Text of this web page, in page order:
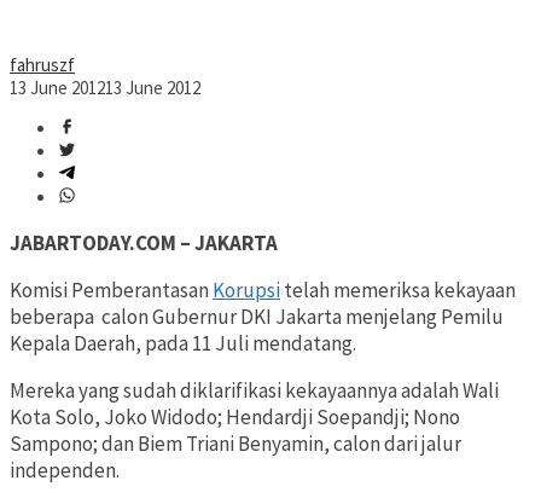
fahruszf
13 June 201213 June 2012
JABARTODAY.COM – JAKARTA
Komisi PemberantasanKorupsitelah memeriksa kekayaan
beberapa calon Gubernur DKI Jakarta menjelang Pemilu
Kepala Daerah, pada 11 Juli mendatang.
Mereka yang sudah diklarifikasi kekayaannya adalah Wali
Kota Solo, Joko Widodo; Hendardji Soepandji; Nono
Sampono; dan Biem Triani Benyamin, calon dari jalur
independen.